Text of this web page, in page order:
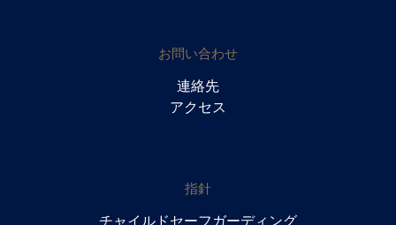
お問い合わせ
連絡先
アクセス
指針